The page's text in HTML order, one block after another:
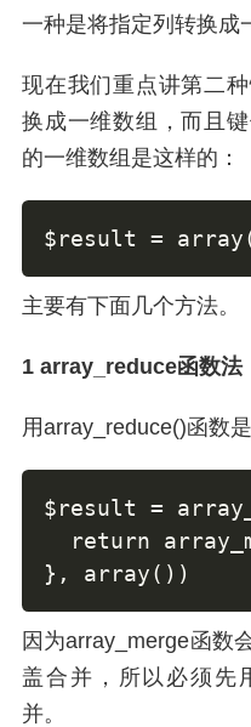
一种是将指定列转换成
现在我们重点讲第二
换成一维数组，而且
的一维数组是这样的：
$result =
主要有下面几个方法。
1 array_reduce函数法
用array_reduce()函数
$result =
return
}, array())
因为array_merge函数
盖合并，所以必须先
并。